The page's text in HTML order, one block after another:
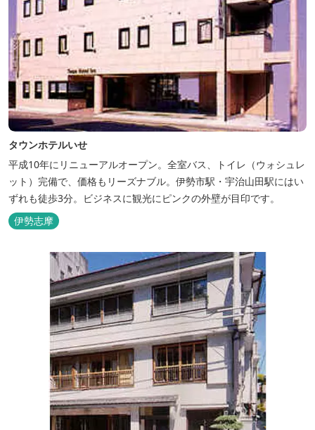
タウンホテルいせ
平成10年にリニューアルオープン。全室バス、トイレ（ウォシュレ
ット）完備で、価格もリーズナブル。伊勢市駅・宇治山田駅にはい
ずれも徒歩3分。ビジネスに観光にピンクの外壁が目印です。
伊勢志摩